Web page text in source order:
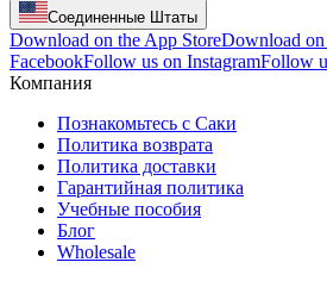
Соединенные Штаты
Download on the App StoreDownload
FacebookFollow us on InstagramFollow
Компания
Познакомьтесь с Саки
Политика возврата
Политика доставки
Гарантийная политика
Учебные пособия
Блог
Wholesale